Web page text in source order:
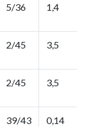
5/36 1,4
2/45 3,5
2/45 3,5
39/43 0,14